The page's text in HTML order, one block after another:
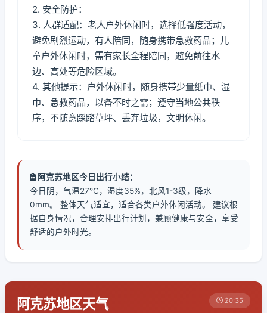
2. 安全防护：
3. 人群适配：老人户外休闲时，选择低强度活动，
避免剧烈运动，有人陪同，随身携带急救药品；儿
童户外休闲时，需有家长全程陪同，避免前往水
边、高处等危险区域。
4. 其他提示：户外休闲时，随身携带少量纸巾、湿
巾、急救药品，以备不时之需；遵守当地公共秩
序，不随意踩踏草坪、丢弃垃圾，文明休闲。
阿克苏地区今日出行小结：
今日阴，气温27℃，湿度35%，北风1-3级，降水
0mm。 整体天气适宜，适合各类户外休闲活动。 建议根
据自身情况，合理安排出行计划，兼顾健康与安全，享受
舒适的户外时光。
阿克苏地区天气 20:35